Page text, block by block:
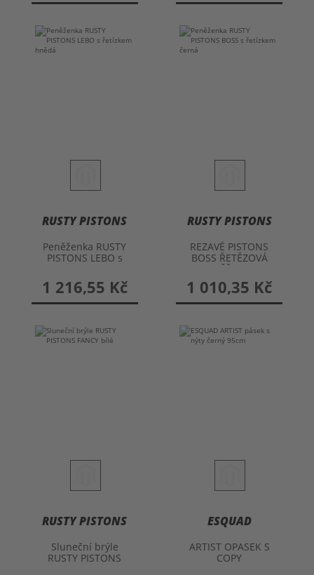
RUSTY PISTONS
Peněženka RUSTY
PISTONS LEBO s
1 216,55 Kč
RUSTY PISTONS
REZAVÉ PISTONS
BOSS ŘETĚZOVÁ
PENĚŽENKA
1 010,35 Kč
RUSTY PISTONS
Sluneční brýle
RUSTY PISTONS
ESQUAD
ARTIST OPASEK S
COPY